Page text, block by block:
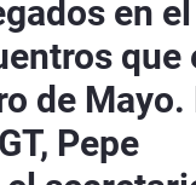
en el
que
de Mayo.
Pepe